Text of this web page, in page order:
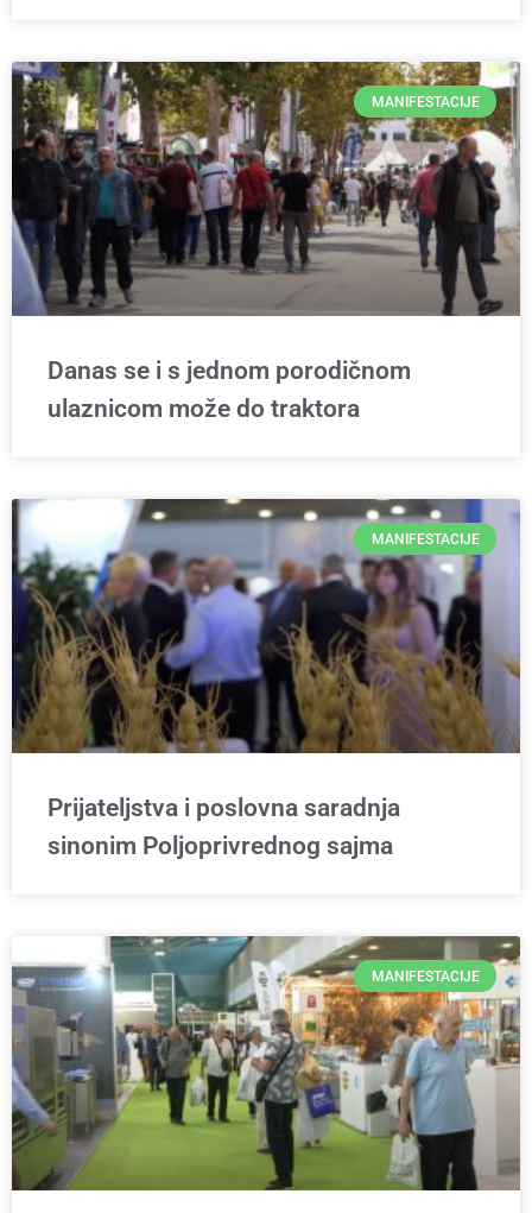
MANIFESTACIJE
Danas se i s jednom porodičnom
ulaznicom može do traktora
MANIFESTACIJE
Prijateljstva i poslovna saradnja
sinonim Poljoprivrednog sajma
MANIFESTACIJE